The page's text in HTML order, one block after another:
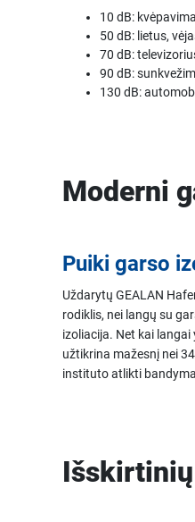
10 dB:
50 dB: lietus,
70 dB:
90 dB:
130 dB:
Moderni
Puiki garso
Uždarytų GEALAN
rodiklis, nei langų su
izoliacija. Net kai
užtikrina mažesnį nei
instituto atlikti